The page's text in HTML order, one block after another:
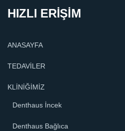
HIZLI ERİŞİM
ANASAYFA
TEDAVİLER
KLİNİĞİMİZ
Denthaus İncek
Denthaus Bağlıca